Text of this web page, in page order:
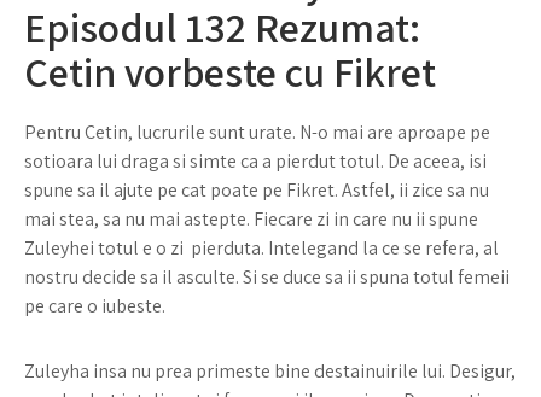
Episodul 132 Rezumat:
Cetin vorbeste cu Fikret
Pentru Cetin, lucrurile sunt urate. N-o mai are aproape pe
sotioara lui draga si simte ca a pierdut totul. De aceea, isi
spune sa il ajute pe cat poate pe Fikret. Astfel, ii zice sa nu
mai stea, sa nu mai astepte. Fiecare zi in care nu ii spune
Zuleyhei totul e o zi pierduta. Intelegand la ce se refera, al
nostru decide sa il asculte. Si se duce sa ii spuna totul femeii
pe care o iubeste.
Zuleyha insa nu prea primeste bine destainuirile lui. Desigur,